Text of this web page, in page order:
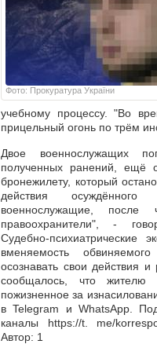
Фото: Прокуратура України
учебному процессу. "Во
прицельный огонь по трём
Двое военнослужащих
полученных ранений, ещё
бронежилету, который
действия осуждённого
военнослужащие, после
правоохранители", -
Судебно-психиатрические
вменяемость
осознавать свои действия
сообщалось, что жителю
пожизненное за
в Telegram и WhatsApp.
каналы https://t. me/
Автор: 1